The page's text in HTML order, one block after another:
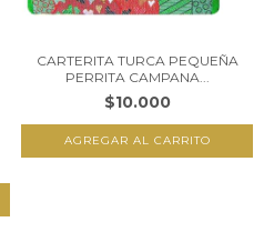
CARTERITA TURCA PEQUEÑA
PERRITA CAMPANA...
$10.000